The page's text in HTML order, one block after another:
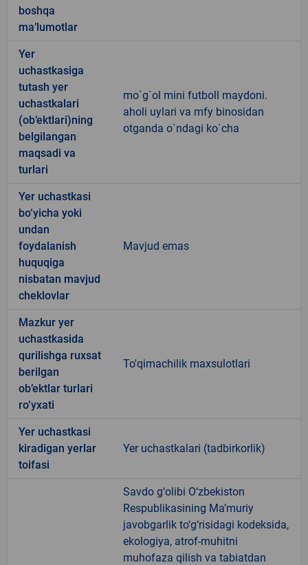
boshqa
ma’lumotlar
Yer
uchastkasiga
tutash yer
uchastkalari
(ob’ektlari)ning
belgilangan
maqsadi va
turlari
mo`g`ol mini futboll maydoni.
aholi uylari va mfy binosidan
otganda o`ndagi ko`cha
Yer uchastkasi
bo‘yicha yoki
undan
foydalanish
huquqiga
nisbatan mavjud
cheklovlar
Mavjud emas
Mazkur yer
uchastkasida
qurilishga ruxsat
berilgan
ob’ektlar turlari
ro‘yxati
To'qimachilik maxsulotlari
Yer uchastkasi
kiradigan yerlar
toifasi
Yer uchastkalari (tadbirkorlik)
Savdo g‘olibi O‘zbekiston
Respublikasining Ma’muriy
javobgarlik to‘g‘risidagi kodeksida,
ekologiya, atrof-muhitni
muhofaza qilish va tabiatdan